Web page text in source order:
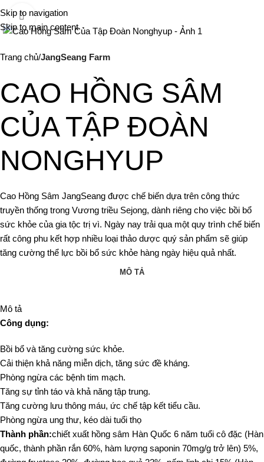
Skip to navigation
Skip to main content
Click to enlarge
Trang chủ JangSeang Farm
CAO HỒNG SÂM
CỦA TẬP ĐOÀN
NONGHYUP
Cao Hồng Sâm JangSeang được chế biến dựa trên công thức
truyền thống trong Vương triều Sejong, dành riêng cho việc bồi bổ
sức khỏe của gia tộc trị vì. Ngày nay trải qua một quy trình chế biến
rất công phu kết hợp nhiều loại thảo dược quý sản phẩm sẽ giúp
tăng cường thể lực bồi bổ sức khỏe hàng ngày hiệu quả nhất.
MÔ TẢ
Mô tả
Công dụng:
Bồi bổ và tăng cường sức khỏe.
Cải thiện khả năng miễn dịch, tăng sức đề kháng.
Phòng ngừa các bệnh tim mạch.
Tăng sự tỉnh táo và khả năng tập trung.
Tăng cường lưu thông máu, ức chế tập kết tiểu cầu.
Phòng ngừa ung thư, kéo dài tuổi thọ
Thành phần:chiết xuất hồng sâm Hàn Quốc 6 năm tuổi cô đặc (Hàn
quốc, thành phần rắn 60%, hàm lượng saponin 70mg/g trở lên) 5%,